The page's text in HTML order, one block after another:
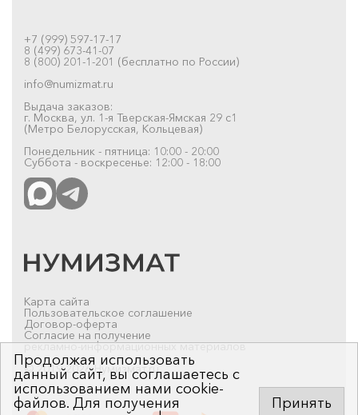
+7 (999) 597-17-17
8 (499) 673-41-07
8 (800) 201-1-201 (бесплатно по России)
info@numizmat.ru
Выдача заказов:
г. Москва, ул. 1-я Тверская-Ямская 29 с1
(Метро Белорусская, Кольцевая)
Понедельник - пятница: 10:00 - 20:00
Суббота - воскресенье: 12:00 - 18:00
Карта сайта
Пользовательское соглашение
Договор-оферта
Согласие на получение
рекламно-информационных материалов
© 2019-2026 Нумизмат.ru
Продолжая использовать
данный сайт, вы соглашаетесь с
использованием нами cookie-
файлов. Для получения
Принять